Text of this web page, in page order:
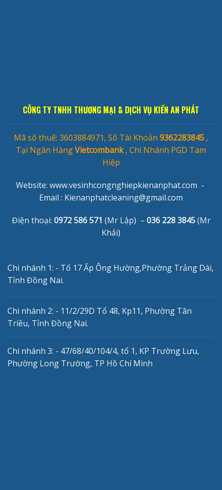
CÔNG TY TNHH THƯƠNG MẠI & DỊCH VỤ KIẾN AN PHÁT
Mã số thuế: 3603884971, Số Tài Khoản 9362283845 ,
Tại Ngân HàngVietcombank, Chi Nhánh PGD Tam
Hiệp
Website: www.vesinhcongnghiepkienanphat.com -
Email : Kienanphatcleaning@gmail.com
Điện thoại: 0972 586 571 (Mr Lập) – 036 228 3845(Mr
Khải)
Chi nhánh 1: - Tổ 17 Ấp Ông Hường,Phường Trảng Dài,
Tỉnh Đồng Nai.
Chi nhánh 2: - 11/2/29D Tổ 48, Kp11, Phường Tân
Triều, Tỉnh Đồng Nai.
Chi nhánh 3: - 47/68/40/104/4, tổ 1, KP Trường Lưu,
Phường Long Trường, TP Hồ Chí Minh